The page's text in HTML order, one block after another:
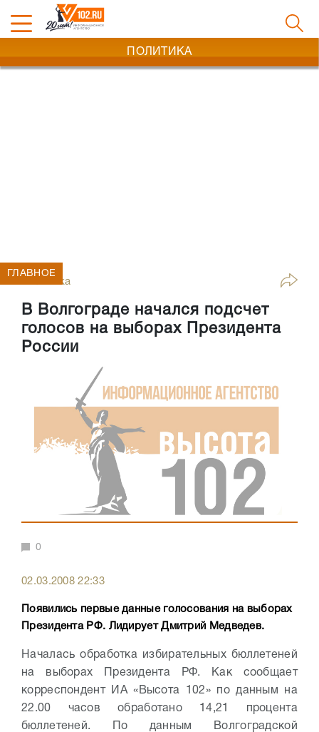
ПОЛИТИКА
Политика
В Волгограде начался подсчет
голосов на выборах Президента
России
ГЛАВНОЕ
0
02.03.2008 22:33
Появились первые данные голосования на выборах
Президента РФ. Лидирует Дмитрий Медведев.
Началась обработка избирательных бюллетеней
на выборах Президента РФ. Как сообщает
корреспондент ИА «Высота 102» по данным на
22.00 часов обработано 14,21 процента
бюллетеней.
По данным Волгоградской